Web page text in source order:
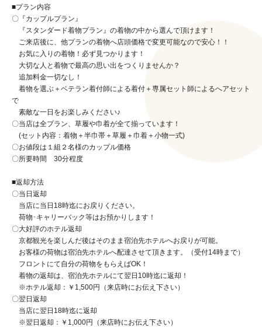
■プラン内容
〇『カップルプラン』
『スタンダード着物プラン』の着物の中から選んで頂けます！
ご来店後に、他プランの着物へ店頭価格で変更可能なので安心！！
お気に入りの着物！必ず見つかります！
大切な人と着物で最高の思い出をつくりませんか？
追加料金一切なし！
着物を選ぶ＋ベテラン着付師による着付＋専属セット師によるへアセット
で
素敵な一日をお楽しみください♪
〇当店は全プラン、草履や巾着が全て揃っています！
(セット内容：着物＋半巾帯＋草履＋巾着＋小物一式)
〇お値段は１組２名様のカップル価格
〇所要時間 30分程度
■返却方法
〇当日返却
当店に当日18時迄にお戻りください。
荷物･キャリーバック等はお預かりします！
〇大好評のホテル返却
京都観光を楽しんだ後はそのまま宿泊先ホテルへお戻りが可能。
お客様の荷物は宿泊先ホテルへ配達させて頂きます。（受付14時まで）
フロントにて自分の荷物をもらえばOK！
着物の返却は、宿泊先ホテルにて翌日10時迄に返却！
※ホテル返却：￥1,500円（来店時にお伝え下さい）
〇翌日返却
当店に翌日18時迄に返却
※翌日返却：￥1,000円（来店時にお伝え下さい）